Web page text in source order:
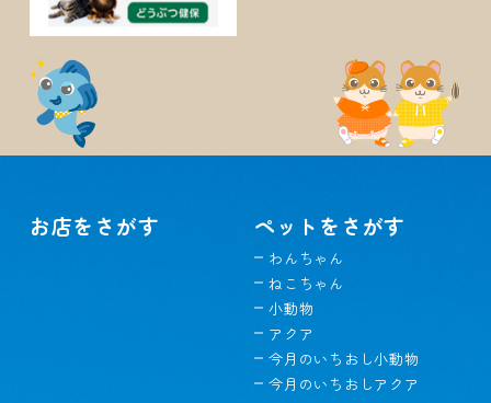
お店をさがす ペットをさがす
わんちゃん
ねこちゃん
小動物
アクア
今月のいちおし小動物
今月のいちおしアクア